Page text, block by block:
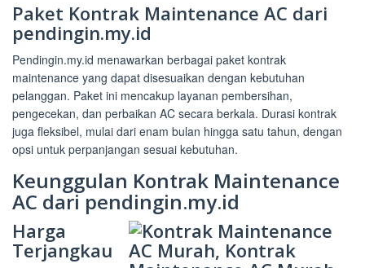
Paket Kontrak Maintenance AC dari
pendingin.my.id
Pendingin.my.id menawarkan berbagai paket kontrak
maintenance yang dapat disesuaikan dengan kebutuhan
pelanggan. Paket ini mencakup layanan pembersihan,
pengecekan, dan perbaikan AC secara berkala. Durasi kontrak
juga fleksibel, mulai dari enam bulan hingga satu tahun, dengan
opsi untuk perpanjangan sesuai kebutuhan.
Keunggulan Kontrak Maintenance
AC dari pendingin.my.id
Harga
Terjangkau